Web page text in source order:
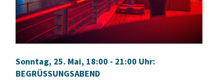
Sonntag, 25. Mai, 18:00 - 21:00 Uhr:
BEGRÜSSUNGSABEND